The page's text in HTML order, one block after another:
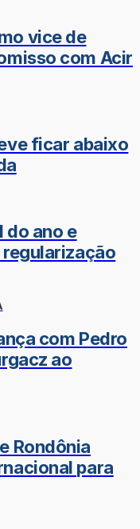
vice de
com Acir
ficar abaixo
do ano e
com Pedro
ao
Rondônia
para